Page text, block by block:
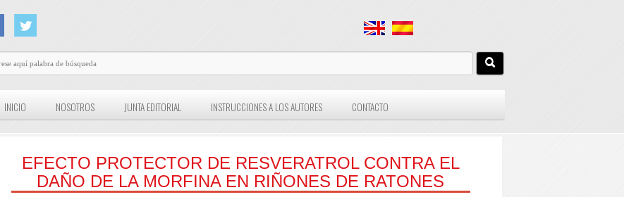
INICIO NOSOTROS JUNTA EDITORIAL INSTRUCCIONES A LOS AUTORES CONTACTO
EFECTO PROTECTOR DE RESVERATROL CONTRA EL
DAÑO DE LA MORFINA EN RIÑONES DE RATONES